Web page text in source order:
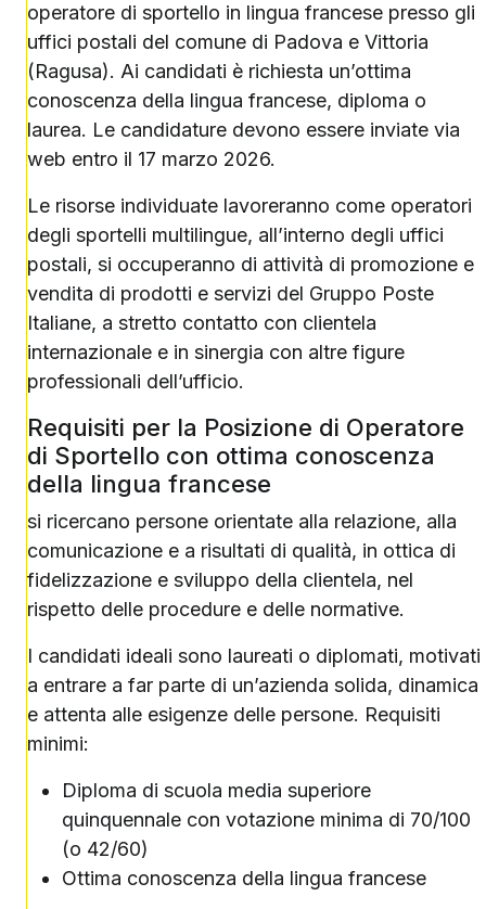
operatore di sportello in lingua francese presso gli
uffici postali del comune di Padova e Vittoria
(Ragusa). Ai candidati è richiesta un’ottima
conoscenza della lingua francese, diploma o
laurea. Le candidature devono essere inviate via
web entro il 17 marzo 2026.
Le risorse individuate lavoreranno come operatori
degli sportelli multilingue, all’interno degli uffici
postali, si occuperanno di attività di promozione e
vendita di prodotti e servizi del Gruppo Poste
Italiane, a stretto contatto con clientela
internazionale e in sinergia con altre figure
professionali dell’ufficio.
Requisiti per la Posizione di Operatore
di Sportello con ottima conoscenza
della lingua francese
si ricercano persone orientate alla relazione, alla
comunicazione e a risultati di qualità, in ottica di
fidelizzazione e sviluppo della clientela, nel
rispetto delle procedure e delle normative.
I candidati ideali sono laureati o diplomati, motivati
a entrare a far parte di un’azienda solida, dinamica
e attenta alle esigenze delle persone. Requisiti
minimi:
Diploma di scuola media superiore
quinquennale con votazione minima di 70/100
(o 42/60)
Ottima conoscenza della lingua francese